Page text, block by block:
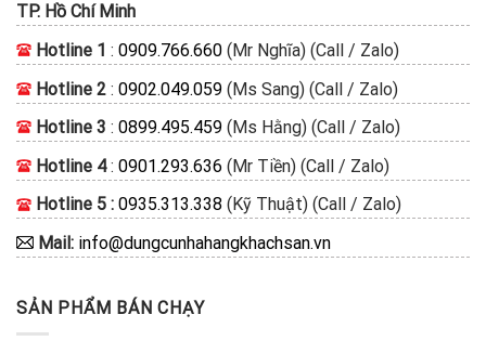
TP. Hồ Chí Minh
Hotline 1 : 0909.766.660 (Mr Nghĩa) (Call / Zalo)
Hotline 2 : 0902.049.059 (Ms Sang) (Call / Zalo)
Hotline 3 : 0899.495.459 (Ms Hằng) (Call / Zalo)
Hotline 4: 0901.293.636 (Mr Tiền) (Call / Zalo)
Hotline 5 : 0935.313.338 (Kỹ Thuật) (Call / Zalo)
Mail: info@dungcunhahangkhachsan.vn
SẢN PHẨM BÁN CHẠY